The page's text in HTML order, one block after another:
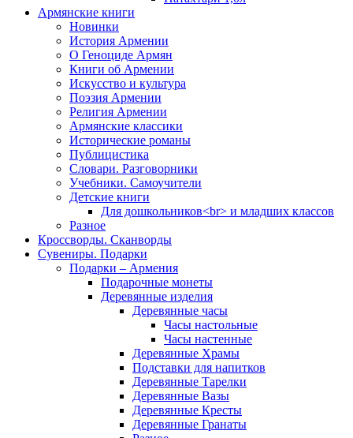
Армянские книги
Новинки
История Армении
О Геноциде Армян
Книги об Армении
Иcкусство и культура
Поэзия Армении
Религия Армении
Армянские классики
Исторические романы
Публицистика
Словари. Разговорники
Учебники. Самоучители
Детские книги
Для дошкольников<br> и младших классов
Разное
Кроссворды. Сканворды
Сувениры. Подарки
Подарки – Армения
Подарочные монеты
Деревянные изделия
Деревянные часы
Часы настольные
Часы настенные
Деревянные Храмы
Подставки для напитков
Деревянные Тарелки
Деревянные Вазы
Деревянные Кресты
Деревянные Гранаты